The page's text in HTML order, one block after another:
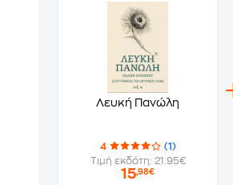
Λευκή Πανώλη
4
(1)
Τιμή εκδότη: 21.95€
15,98€